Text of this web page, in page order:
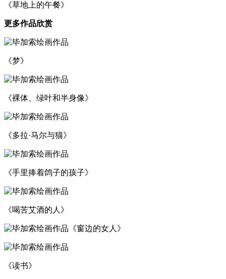
《草地上的午餐》
更多作品欣赏
《梦》
《裸体、绿叶和半身像》
《多拉·马尔与猫》
《手里捧着鸽子的孩子》
《喝苦艾酒的人》
《窗边的女人》
《读书》